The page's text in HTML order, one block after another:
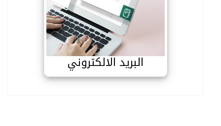
البريد الالكتروني
البريد الالكتروني